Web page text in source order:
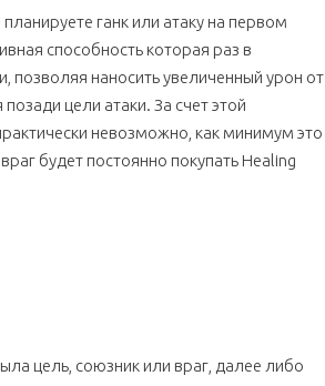
ганк или атаку на первом
способность которая раз в
позволяя наносить увеличенный урон от
цели атаки. За счет этой
невозможно, как минимум это
будет постоянно покупать Healing
цель, союзник или враг, далее либо